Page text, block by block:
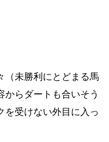
（未勝利にとどまる馬
からダートも合いそう
を受けない外目に入っ